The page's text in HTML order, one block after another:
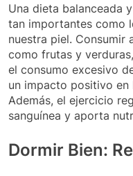
Una dieta balanceada
tan importantes como
nuestra piel. Consumir
como frutas y
el consumo excesivo
un impacto positivo en
Además, el ejercicio
sanguínea y aporta
Dormir Bien: